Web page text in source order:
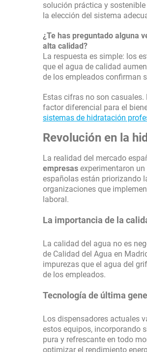
solución práctica y
la elección del sistema
¿Te has preguntado alguna
alta calidad?
La respuesta es simple: los
que el agua de calidad
de los empleados confirman
Estas cifras no son
factor diferencial para el
sistemas de hidratación
Revolución en la
La realidad del mercado
empresas experimentaron
españolas están priorizando
organizaciones que
laboral.
La importancia de la
La calidad del agua no es
de Calidad del Agua en
impurezas que el agua del
de los empleados.
Tecnología de última
Los dispensadores actuales
estos equipos, incorporando
pura y refrescante en todo
optimizar el rendimiento